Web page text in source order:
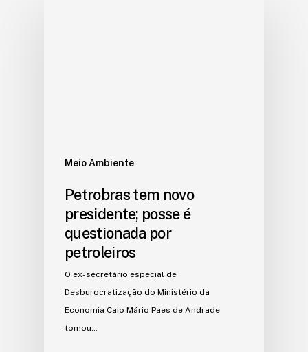
Meio Ambiente
Petrobras tem novo
presidente; posse é
questionada por
petroleiros
O ex-secretário especial de
Desburocratização do Ministério da
Economia Caio Mário Paes de Andrade
tomou…